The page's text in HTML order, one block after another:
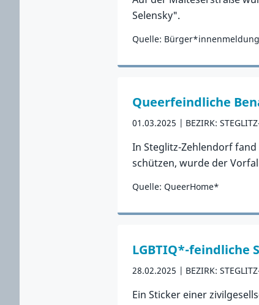
Selensky".
Quelle:
Zum Vorfall
Queerfeindliche
01.03.2025 BEZIRK:
In Steglitz-Zehlendorf
schützen, wurde der
Quelle: QueerHome*
Zum Vorfall
LGBTIQ*-feindliche
28.02.2025 BEZIRK:
Ein Sticker einer